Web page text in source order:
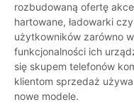
rozbudowaną ofertę
hartowane, ładowarki
użytkowników zarówno
funkcjonalności ich
się skupem telefonów
klientom sprzedaż
nowe modele.